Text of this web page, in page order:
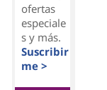
ofertas
especiale
s y más.
Suscribir
me >